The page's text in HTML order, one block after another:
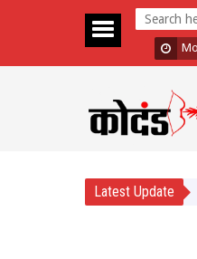
Latest Update
का आगाज, CM Yadav ने निकाली